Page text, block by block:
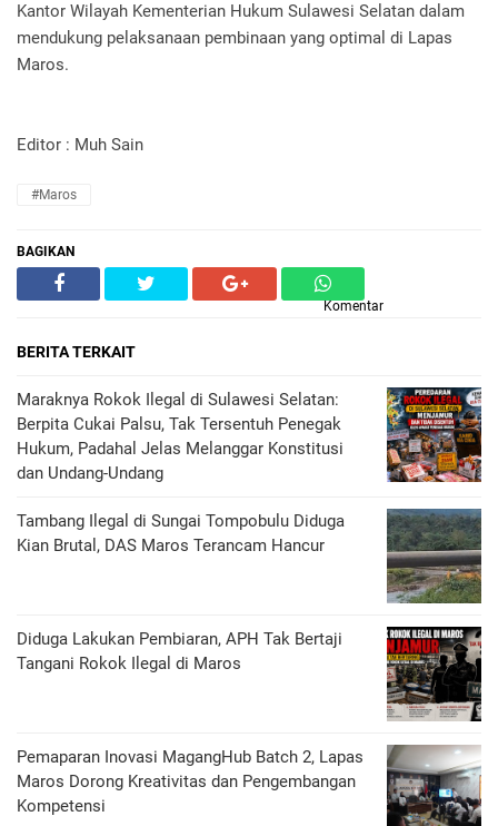
Kantor Wilayah Kementerian Hukum Sulawesi Selatan dalam
mendukung pelaksanaan pembinaan yang optimal di Lapas
Maros.
Editor : Muh Sain
#Maros
BAGIKAN
Komentar
BERITA TERKAIT
Maraknya Rokok Ilegal di Sulawesi Selatan:
Berpita Cukai Palsu, Tak Tersentuh Penegak
Hukum, Padahal Jelas Melanggar Konstitusi
dan Undang-Undang
Tambang Ilegal di Sungai Tompobulu Diduga
Kian Brutal, DAS Maros Terancam Hancur
Diduga Lakukan Pembiaran, APH Tak Bertaji
Tangani Rokok Ilegal di Maros
Pemaparan Inovasi MagangHub Batch 2, Lapas
Maros Dorong Kreativitas dan Pengembangan
Kompetensi